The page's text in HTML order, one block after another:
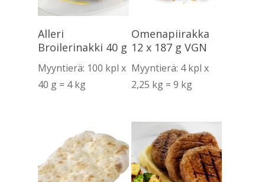
Alleri
Broilerinakki 40 g
Myyntierä: 100 kpl x
40 g = 4 kg
Lue Lisää
Omenapiirakka
12 x 187 g VGN
Myyntierä: 4 kpl x
2,25 kg = 9 kg